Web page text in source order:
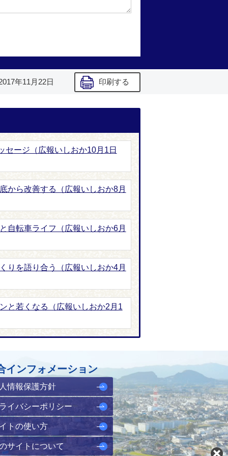
年11月22日 印刷する
ージ（広報いしおか10月1日
から改善する（広報いしおか8月
自転車ライフ（広報いしおか6月
りを語り合う（広報いしおか4月
と若くなる（広報いしおか2月1
インフォメーション
情報保護方針
イバシーポリシー
トの使い方
サイトについて